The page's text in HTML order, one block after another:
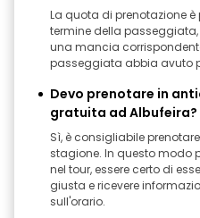
La quota di prenotazione è
termine della
una mancia
passeggiata abbia avuto
Devo prenotare in
gratuita ad Albufeira?
Sì, è consigliabile
stagione. In questo modo
nel tour, essere certo di
giusta e ricevere
sull'orario.